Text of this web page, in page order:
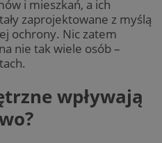
i mieszkań, a ich
zaprojektowane z myślą
ochrony. Nic zatem
nie tak wiele osób –
wpływają